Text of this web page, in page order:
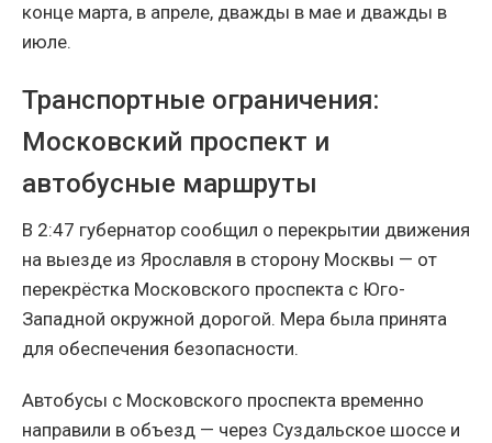
конце марта, в апреле, дважды в мае и дважды в
июле.
Транспортные ограничения:
Московский проспект и
автобусные маршруты
В 2:47 губернатор сообщил о перекрытии движения
на выезде из Ярославля в сторону Москвы — от
перекрёстка Московского проспекта с Юго-
Западной окружной дорогой. Мера была принята
для обеспечения безопасности.
Автобусы с Московского проспекта временно
направили в объезд — через Суздальское шоссе и